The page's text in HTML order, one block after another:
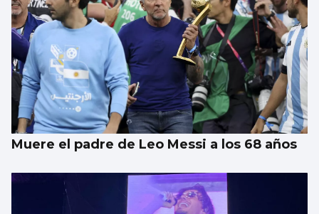
Muere el padre de Leo Messi a los 68 años